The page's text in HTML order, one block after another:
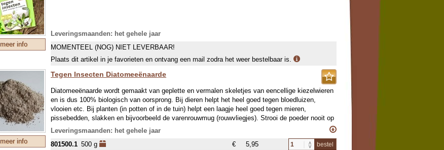
meer info
Leveringsmaanden: het gehele jaar
MOMENTEEL (NOG) NIET LEVERBAAR!
Plaats dit artikel in je favorieten en ontvang een mail zodra het weer bestelbaar is.
meer info
Tegen Insecten Diatomeeënaarde
Diatomeeënaarde wordt gemaakt van geplette en vermalen skeletjes van eencellige kiezelwieren
en is dus 100% biologisch van oorsprong. Bij dieren helpt het heel goed tegen bloedluizen,
vlooien etc. Bij planten (in potten of in de tuin) helpt een laagje heel goed tegen mieren,
pissebedden, slakken en bijvoorbeeld de varenrouwmug (rouwvliegjes). Strooi de poeder nooit op
de plantbladeren, daar kunnen ze niet tegen! Als het beschermingslaagje nat wordt is de werking
even weg, bij opdrogen werkt het weer. In potten kan het gehele oppervlakte worden bedekt, in
de tuin kan je barrière-stroken strooien.
Leveringsmaanden: het gehele jaar
801500.1 500 g € 5,95 bestel